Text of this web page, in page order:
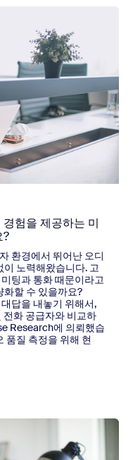
경험을 제공하는 미팅
험을 제공하는 미
?
환경에서 뛰어난 오디
노력해왔습니다. 고
팅과 통화 때문이라고
화할 수 있을까요?
답을 내놓기 위해서,
화 공급자와 비교하
Research에 의뢰했습
품질 측정을 위해 현
한 근무 옵션을 선호하는